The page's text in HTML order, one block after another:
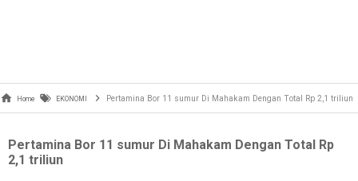
Home EKONOMI Pertamina Bor 11 sumur Di Mahakam Dengan Total Rp 2,1 triliun
Pertamina Bor 11 sumur Di Mahakam Dengan Total Rp
2,1 triliun